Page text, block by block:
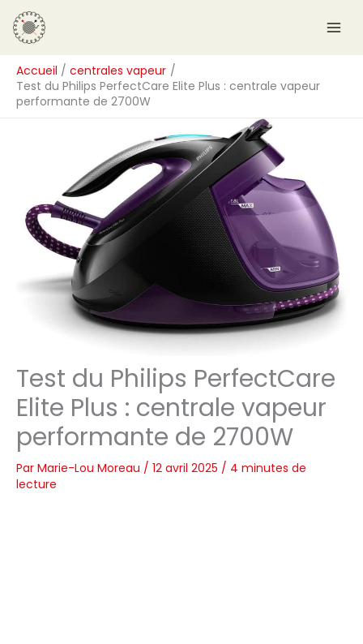
Aller
au
contenu
Accueil
centrales vapeur
Test du Philips PerfectCare Elite Plus : centrale vapeur
performante de 2700W
Test du Philips PerfectCare
Elite Plus : centrale vapeur
performante de 2700W
Par Marie-Lou Moreau / 12 avril 2025 / 4 minutes de
lecture
R
e
c
h
e